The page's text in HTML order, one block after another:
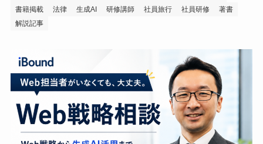
書籍掲載
法律 生成AI 研修講師 社員旅行 社員研修
著書
解説記事